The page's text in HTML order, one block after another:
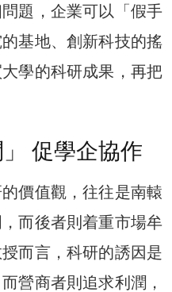
題，企業可以「假手
基地、創新科技的搖
學的科研成果，再把
促學企協作
價值觀，往往是南轅
而後者則着重市場牟
而言，科研的誘因是
營商者則追求利潤，